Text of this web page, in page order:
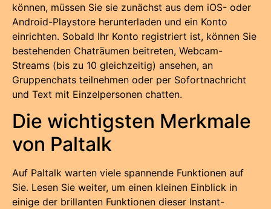
können, müssen Sie sie zunächst aus dem iOS- oder
Android-Playstore herunterladen und ein Konto
einrichten. Sobald Ihr Konto registriert ist, können Sie
bestehenden Chaträumen beitreten, Webcam-
Streams (bis zu 10 gleichzeitig) ansehen, an
Gruppenchats teilnehmen oder per Sofortnachricht
und Text mit Einzelpersonen chatten.
Die wichtigsten Merkmale
von Paltalk
Auf Paltalk warten viele spannende Funktionen auf
Sie. Lesen Sie weiter, um einen kleinen Einblick in
einige der brillanten Funktionen dieser Instant-